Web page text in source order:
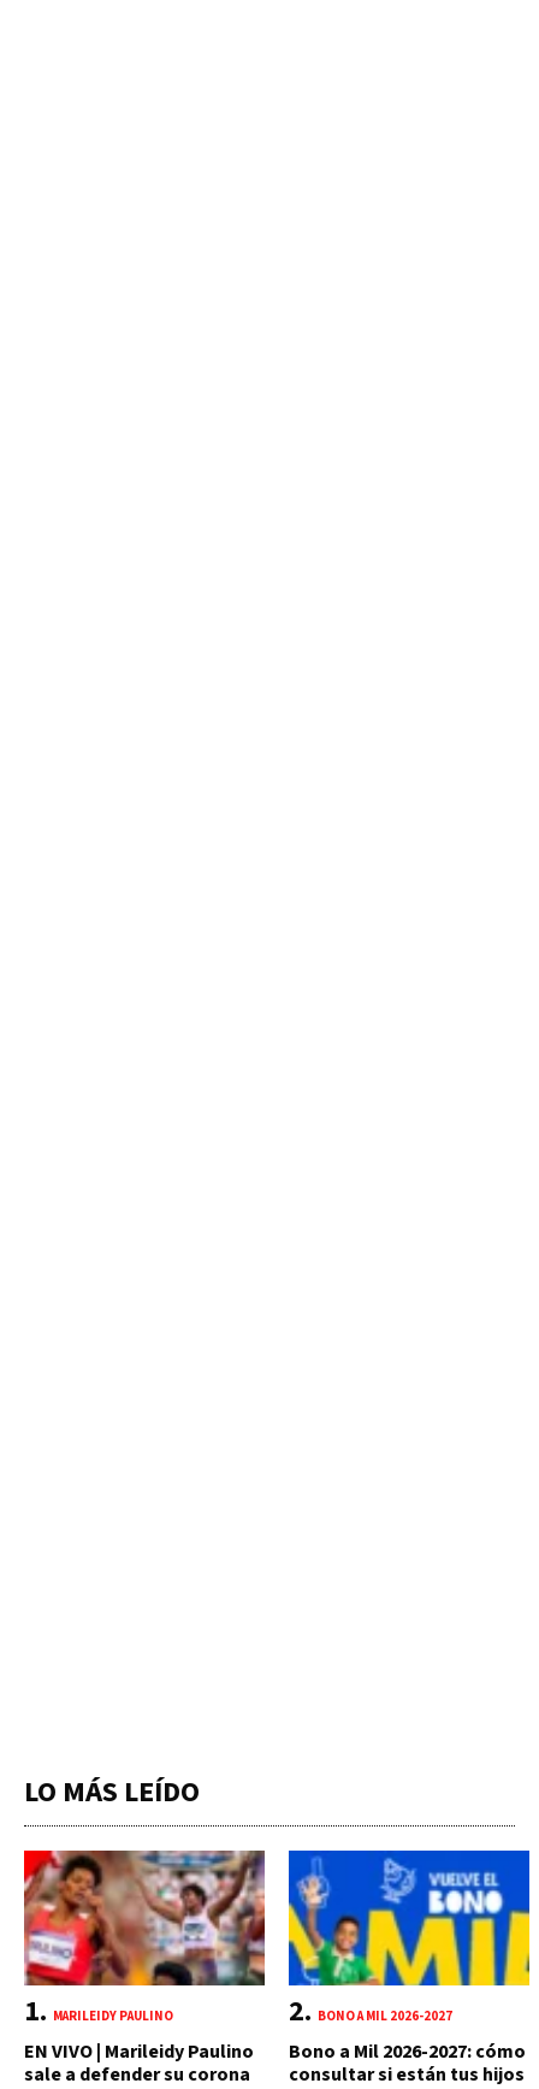
LO MÁS LEÍDO
MARILEIDY PAULINO
EN VIVO | Marileidy Paulino
sale a defender su corona
BONO A MIL 2026-2027
Bono a Mil 2026-2027: cómo
consultar si están tus hijos